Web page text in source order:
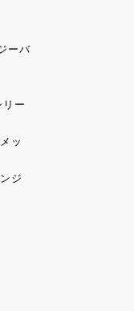
ーバ
ー
ッ
ジ